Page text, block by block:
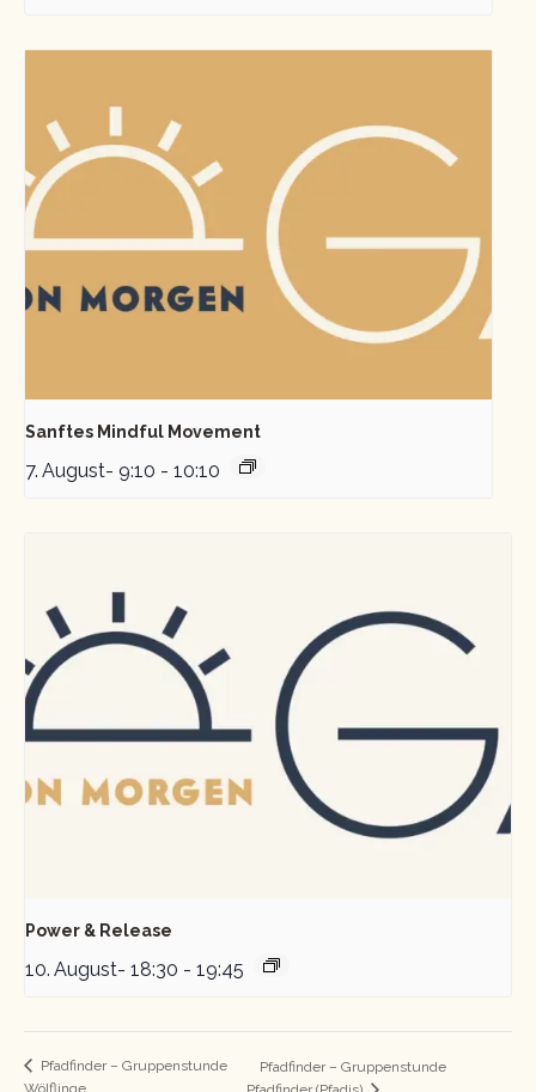
Sanftes Mindful Movement
7. August- 9:10 - 10:10
Power & Release
10. August- 18:30 - 19:45
Pfadfinder – Gruppenstunde
Wölflinge
Pfadfinder – Gruppenstunde